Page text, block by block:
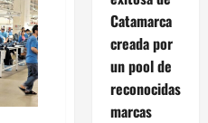
Catamarca
creada por
un pool de
reconocidas
marcas